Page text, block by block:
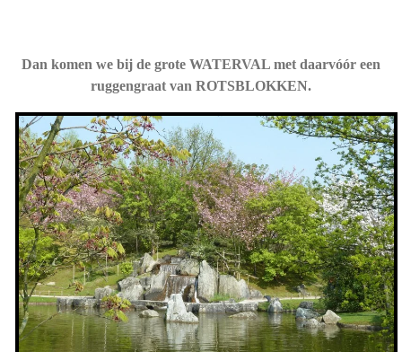
Dan komen we bij de grote WATERVAL met daarvóór een
ruggengraat van ROTSBLOKKEN.